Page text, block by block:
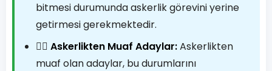
bitmesi durumunda askerlik görevini yerine
getirmesi gerekmektedir.
👨‍⚖️ Askerlikten Muaf Adaylar:Askerlikten
muaf olan adaylar, bu durumlarını